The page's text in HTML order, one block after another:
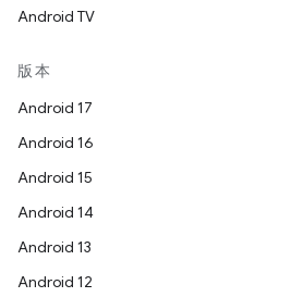
Android TV
版本
Android 17
Android 16
Android 15
Android 14
Android 13
Android 12